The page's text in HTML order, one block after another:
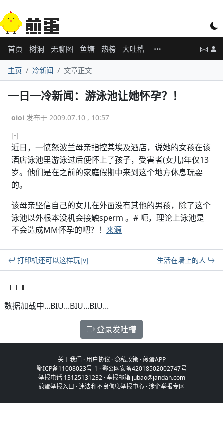
首页 树洞 无聊图 鱼塘 热榜 大吐槽
主页 冷新闻 文章正文
一日一冷新闻：游泳池让她怀孕？！
oioi 发布于 2009.07.10 , 10:57
[-]
近日，一愤怒波兰母亲指控某埃及酒店，说她的女孩在该
酒店泳池里游泳过后便怀上了孩子，受害者(女儿)年仅13
岁。他们是在之前的家庭假期中来到这个地方休息玩耍
的。
该母亲坚信自己的女儿在外面没有其他的男孩，除了这个
泳池以外根本没机会接触sperm 。# 呃，理论上泳池是
不会造成MM怀孕的吧？！ 来源
打印机还可以这样玩[v] 生活在墙上的人
数据加载中...BIU...BIU...BIU...
登录发吐槽
关于我们 ·用户协议 · 隐私政策·煎蛋APP
鄂ICP备11008023号-1 ·鄂公网安备42018502002747号
举报电话 13125131232 · 举报邮箱 jubao@jandan.com
煎蛋举报入口 ·违法和不良信息举报中心 ·涉企举报专区